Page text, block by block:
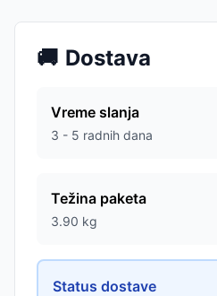
🚚 Dostava
Vreme slanja
3 - 5 radnih dana
Težina paketa
3.90 kg
Status dostave